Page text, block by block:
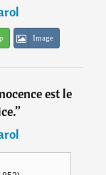
Image
est le
”